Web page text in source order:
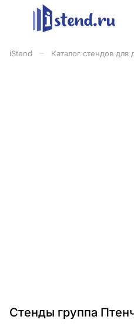
iStend Каталог стендов для
Стенды группа